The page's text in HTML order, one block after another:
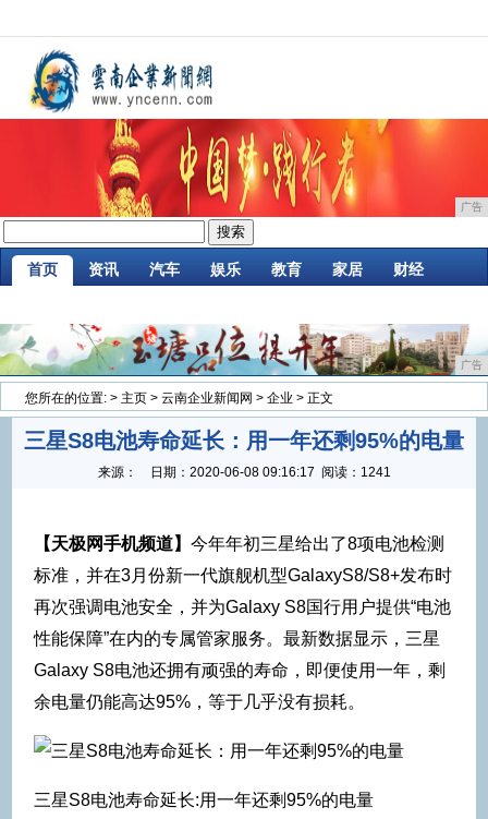
广告
首页 资讯 汽车 娱乐 教育 家居 财经
广告
您所在的位置: > 主页 > 云南企业新闻网 > 企业 > 正文
三星S8电池寿命延长：用一年还剩95%的电量
来源： 日期： 2020-06-08 09:16:17 阅读：1241
【天极网手机频道】 今年年初三星给出了8项电池检测
标准，并在3月份新一代旗舰机型GalaxyS8/S8+发布时
再次强调电池安全，并为Galaxy S8国行用户提供“电池
性能保障”在内的专属管家服务。最新数据显示，三星
Galaxy S8电池还拥有顽强的寿命，即便使用一年，剩
余电量仍能高达95%，等于几乎没有损耗。
三星S8电池寿命延长:用一年还剩95%的电量